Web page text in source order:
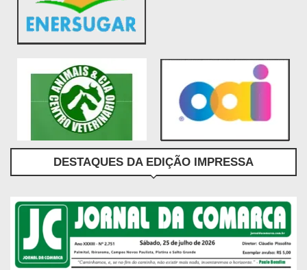
DESTAQUES DA EDIÇÃO IMPRESSA